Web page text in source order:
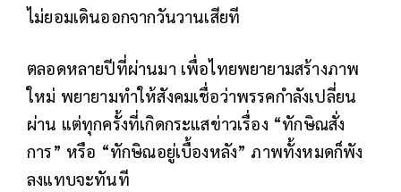
ไม่ยอมเดินออกจากวันวานเสียที
ตลอดหลายปีที่ผ่านมา เพื่อไทยพยายามสร้างภาพ
ใหม่ พยายามทำให้สังคมเชื่อว่าพรรคกำลังเปลี่ยน
ผ่าน แต่ทุกครั้งที่เกิดกระแสข่าวเรื่อง “ทักษิณสั่ง
การ” หรือ “ทักษิณอยู่เบื้องหลัง” ภาพทั้งหมดก็พัง
ลงแทบจะทันที